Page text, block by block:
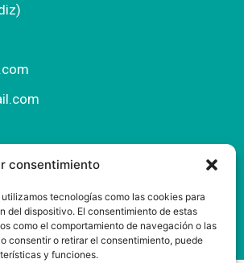
consentimiento
tecnologías como las cookies para
del dispositivo. El consentimiento de estas
como el comportamiento de navegación o las
consentir o retirar el consentimiento, puede
y funciones.